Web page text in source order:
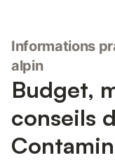
Informations
alpin
Budget,
conseils